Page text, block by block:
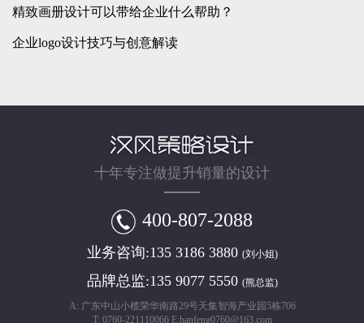
精致画册设计可以带给企业什么帮助？
企业logo设计技巧与创意解读
十年专注做提升销量的设计
400-807-2088
业务咨询:135 3186 3880 (刘小姐)
品牌总监:135 9077 5550 (熊总监)
A: 广东中山小榄荣华南路29号天集智海产业园5栋706
T: 0760-221110066 E:hanfeng0760@163.com